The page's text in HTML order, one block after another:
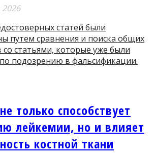
статей были
путем сравнения и поиска общих
со статьями, которые уже были
подозрению в фальсификации.
только способствует
лейкемии, но и влияет
костной ткани